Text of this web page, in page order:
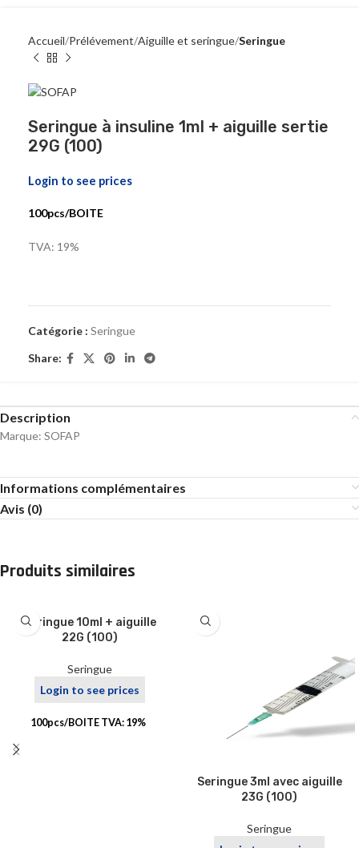
Accueil Prélévement Aiguille et seringue Seringue
Seringue à insuline 1ml + aiguille sertie
29G (100)
Login to see prices
100pcs/BOITE
TVA: 19%
Catégorie : Seringue
Share:
Description
Marque: SOFAP
Informations complémentaires
Avis (0)
Produits similaires
Seringue 10ml + aiguille
22G (100)
Seringue
Login to see prices
100pcs/BOITE TVA: 19%
Seringue 3ml avec aiguille
23G (100)
Seringue